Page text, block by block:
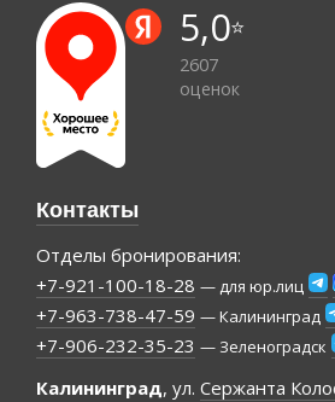
5,0⭐️
2607
оценок
Контакты
Отделы бронирования:
+7-921-100-18-28 — для юр.лиц
+7-963-738-47-59 — Калининград
+7-906-232-35-23 — Зеленоградск
Калининград, ул. Сержанта